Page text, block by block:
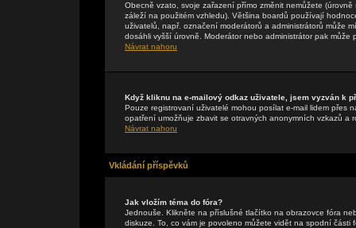
Obecně vzato, svoje zařazení přímo změnit nemůžete
záleží na použitém vzhledu). Většina boardů používají
uživatelů, např. označení moderátorů a administrátorů může
dosáhli vyšší úrovně. Moderátor nebo administrátor pak může
Návrat nahoru
Když kliknu na e-mailový odkaz uživatele, jsem vyzván k
Pouze registrovaní uživatelé mohou posílat e-mail lidem přes
opatření umožňuje zbavit se otravných anonymních vzkazů a
Návrat nahoru
Vkládání příspěvků
Jak vložím téma do fóra?
Jednouše. Klikněte na příslušné tlačítko na obrazovce fóra
diskuze. To, co vám je povoleno můžete vidět na spodní části